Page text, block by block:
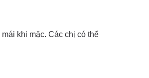
khi mặc. Các chị có thể